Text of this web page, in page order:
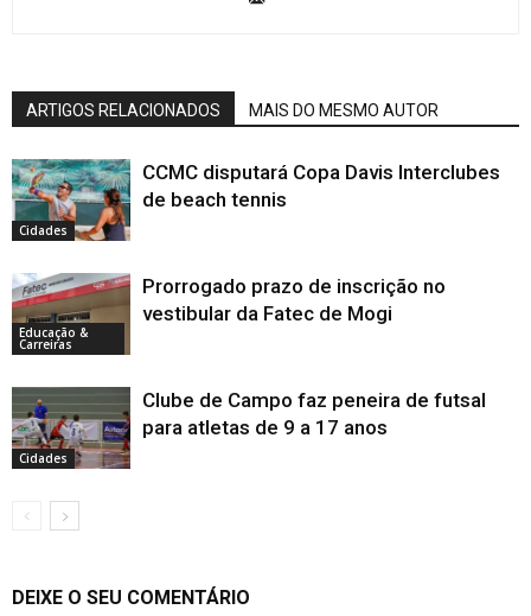
ARTIGOS RELACIONADOS MAIS DO MESMO AUTOR
Cidades
CCMC disputará Copa Davis Interclubes
de beach tennis
Educação &
Carreiras
Prorrogado prazo de inscrição no
vestibular da Fatec de Mogi
Cidades
Clube de Campo faz peneira de futsal
para atletas de 9 a 17 anos
DEIXE O SEU COMENTÁRIO